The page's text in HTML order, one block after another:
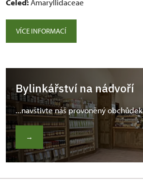
Čeleď: Amaryllidaceae
VÍCE INFORMACÍ
Bylinkářství na nádvoří
...navštivte náš provoněný obchůdek
→